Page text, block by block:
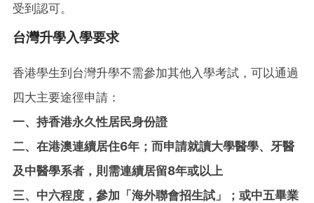
受到認可。
台灣升學入學要求
香港學生到台灣升學不需參加其他入學考試，可以通過
四大主要途徑申請：
一、持香港永久性居民身份證
二、在港澳連續居住6年；而申請就讀大學醫學、牙醫
及中醫學系者，則需連續居留8年或以上
三、中六程度，參加「海外聯會招生試」；或中五畢業